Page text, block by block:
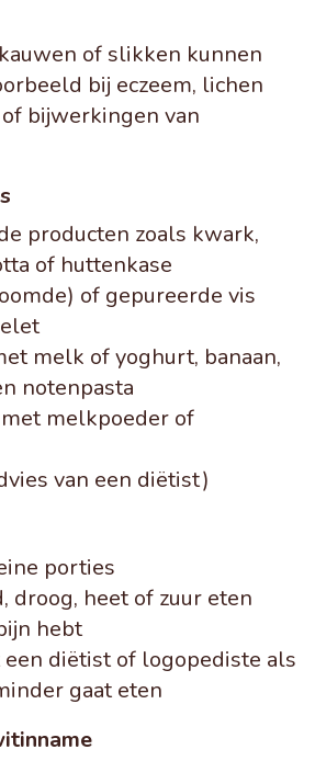
of slikken kunnen
bij eczeem, lichen
bijwerkingen van
producten zoals kwark,
of huttenkase
of gepureerde vis
melk of yoghurt, banaan,
notenpasta
melkpoeder of
van een diëtist)
porties
droog, heet of zuur eten
hebt
diëtist of logopediste als
gaat eten